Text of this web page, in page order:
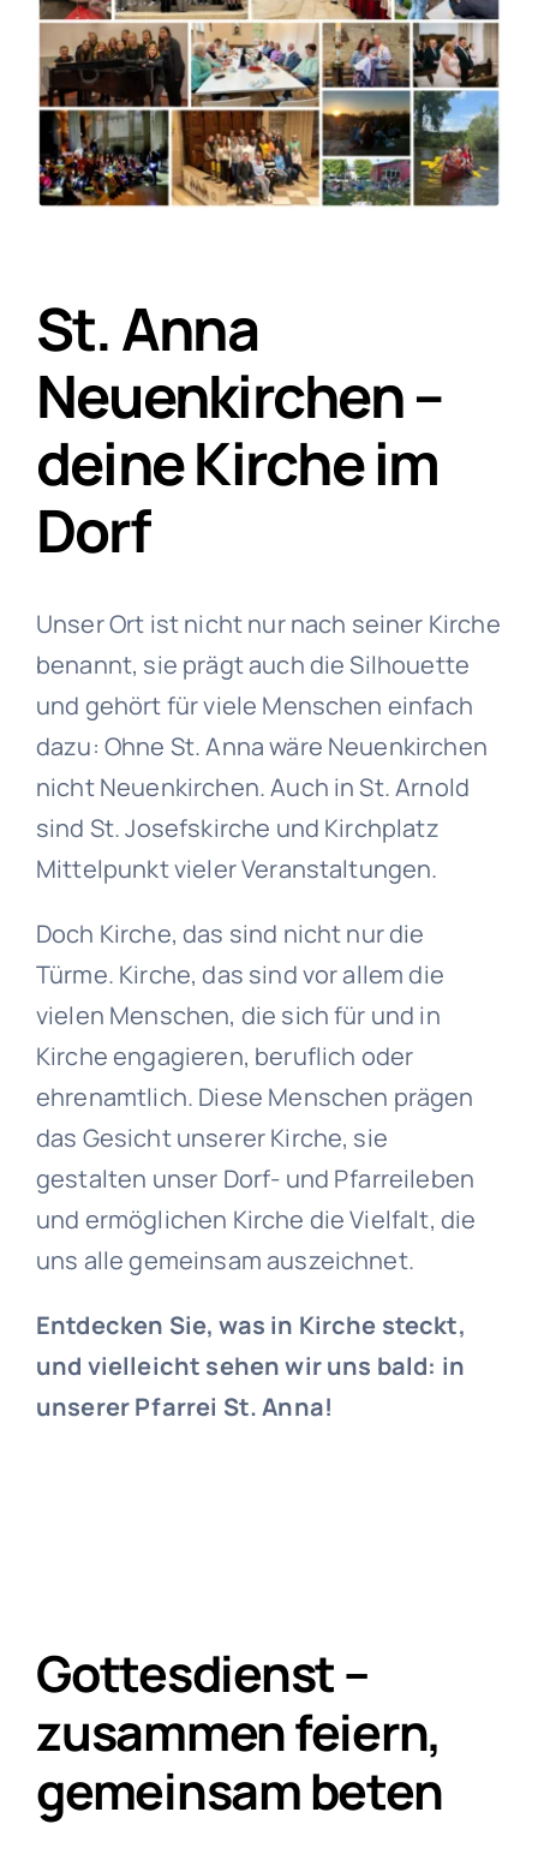
Gruppen
St. Anna
Neuenkirchen –
deine Kirche im
Dorf
Unser Ort ist nicht nur nach seiner Kirche
benannt, sie prägt auch die Silhouette
und gehört für viele Menschen einfach
dazu: Ohne St. Anna wäre Neuenkirchen
nicht Neuenkirchen. Auch in St. Arnold
sind St. Josefskirche und Kirchplatz
Mittelpunkt vieler Veranstaltungen.
Doch Kirche, das sind nicht nur die
Türme. Kirche, das sind vor allem die
vielen Menschen, die sich für und in
Kirche engagieren, beruflich oder
ehrenamtlich. Diese Menschen prägen
das Gesicht unserer Kirche, sie
gestalten unser Dorf- und Pfarreileben
und ermöglichen Kirche die Vielfalt, die
uns alle gemeinsam auszeichnet.
Entdecken Sie, was in Kirche steckt,
und vielleicht sehen wir uns bald: in
unserer Pfarrei St. Anna!
Gottesdienst –
zusammen feiern,
gemeinsam beten